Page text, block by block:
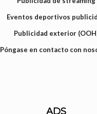
Eventos deportivos
Publicidad exterior
Póngase en contacto con
ADS